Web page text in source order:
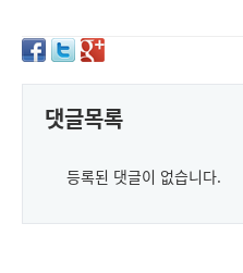
댓글목록
등록된 댓글이 없습니다.